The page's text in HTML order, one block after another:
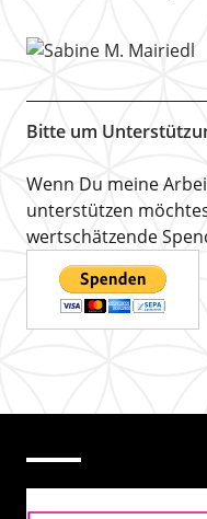
Bitte um
Wenn Du meine
unterstützen
wertschätzende